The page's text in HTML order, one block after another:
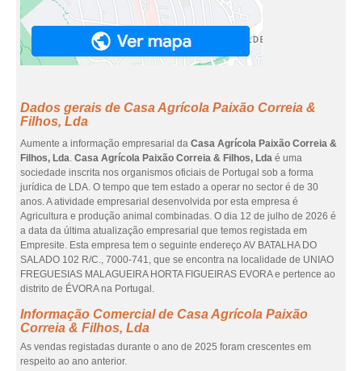
Dados gerais de Casa Agrícola Paixão Correia &
Filhos, Lda
Aumente a informação empresarial da Casa Agrícola Paixão Correia &
Filhos, Lda. Casa Agrícola Paixão Correia & Filhos, Lda é uma
sociedade inscrita nos organismos oficiais de Portugal sob a forma
jurídica de LDA. O tempo que tem estado a operar no sector é de 30
anos. A atividade empresarial desenvolvida por esta empresa é
Agricultura e produção animal combinadas. O dia 12 de julho de 2026 é
a data da última atualização empresarial que temos registada em
Empresite. Esta empresa tem o seguinte endereço AV BATALHA DO
SALADO 102 R/C., 7000-741, que se encontra na localidade de UNIAO
FREGUESIAS MALAGUEIRA HORTA FIGUEIRAS EVORA e pertence ao
distrito de ÉVORA na Portugal.
Informação Comercial de Casa Agrícola Paixão
Correia & Filhos, Lda
As vendas registadas durante o ano de 2025 foram crescentes em
respeito ao ano anterior.